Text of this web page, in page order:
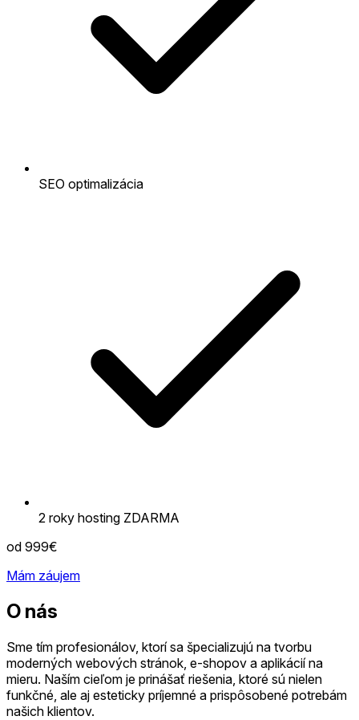
SEO optimalizácia
2 roky hosting ZDARMA
od 999€
Mám záujem
O nás
Sme tím profesionálov, ktorí sa špecializujú na tvorbu
moderných webových stránok, e-shopov a aplikácií na
mieru. Naším cieľom je prinášať riešenia, ktoré sú nielen
funkčné, ale aj esteticky príjemné a prispôsobené potrebám
našich klientov.